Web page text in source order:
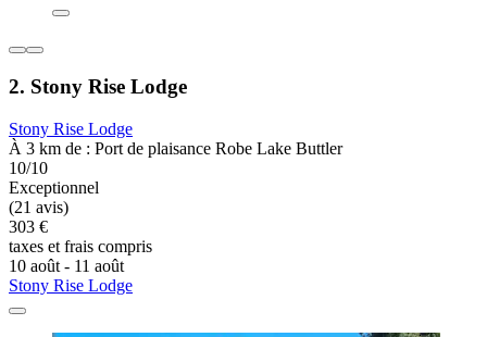
2. Stony Rise Lodge
Stony Rise Lodge
À 3 km de : Port de plaisance Robe Lake Buttler
10/10
Exceptionnel
(21 avis)
303 €
taxes et frais compris
10 août - 11 août
Stony Rise Lodge